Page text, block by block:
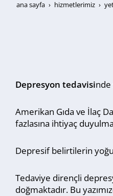
ana sayfa hi̇zmetleri̇mi̇z
Depresyon tedavisinde
Amerikan Gıda ve İlaç
fazlasına ihtiyaç
Depresif belirtilerin
Tedaviye dirençli
doğmaktadır. Bu